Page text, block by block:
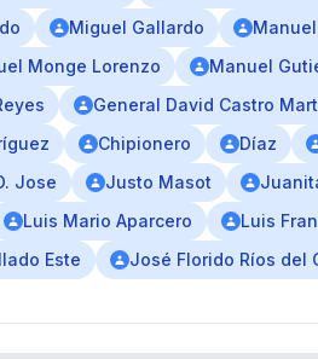
Miguel Gallardo
Monge Lorenzo
Manuel
General David Castro
Chipionero Díaz
Jose Justo Masot
Luis Mario Aparcero
Luis
Este
José Florido Ríos del